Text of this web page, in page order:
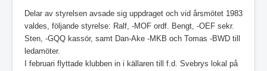
Delar av styrelsen avsade sig uppdraget och vid årsmötet 1983
valdes, följande styrelse: Ralf, -MOF ordf. Bengt, -OEF sekr.
Sten, -GQQ kassör, samt Dan-Ake -MKB och Tomas -BWD till
ledamöter.
I februari flyttade klubben in i källaren till f.d. Svebrys lokal på